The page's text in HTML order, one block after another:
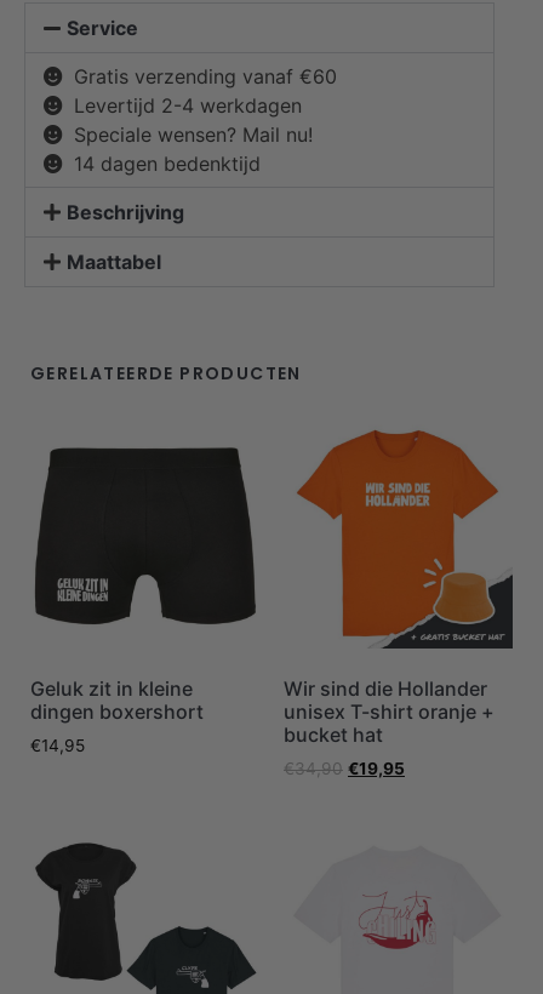
Service
Gratis verzending vanaf €60
Levertijd 2-4 werkdagen
Speciale wensen? Mail nu!
14 dagen bedenktijd
Beschrijving
Maattabel
GERELATEERDE PRODUCTEN
Geluk zit in kleine
dingen boxershort
€14,95
Wir sind die Hollander
unisex T-shirt oranje +
bucket hat
€34,90 €19,95